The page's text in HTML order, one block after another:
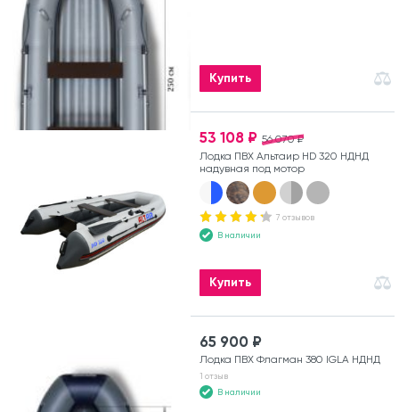
Купить
56 070 ₽
53 108 ₽
Лодка ПВХ Альтаир HD 320 НДНД
надувная под мотор
7 отзывов
В наличии
Купить
65 900 ₽
Лодка ПВХ Флагман 380 IGLA НДНД
1 отзыв
В наличии